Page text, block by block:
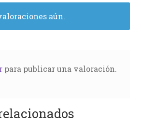
aún.
para publicar una valoración.